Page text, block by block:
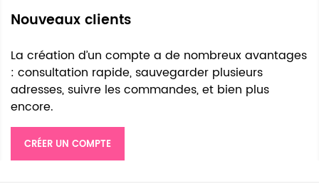
Nouveaux clients
La création d’un compte a de nombreux avantages
: consultation rapide, sauvegarder plusieurs
adresses, suivre les commandes, et bien plus
encore.
CRÉER UN COMPTE